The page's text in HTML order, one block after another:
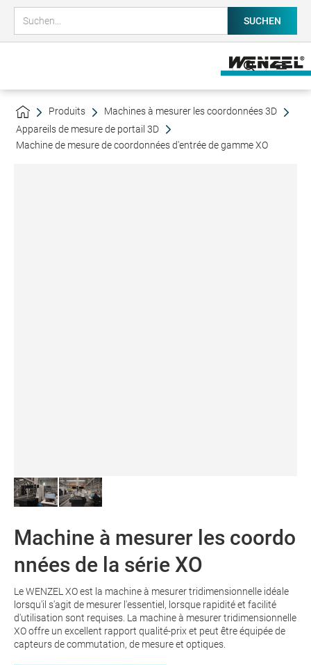
Produits
Machines à mesurer les coordonnées 3D
Appareils de mesure de portail 3D
Machine de mesure de coordonnées d'entrée de gamme XO
Machine à mesurer les coordo
nnées de la série XO
Le WENZEL XO est la machine à mesurer tridimensionnelle idéale
lorsqu'il s'agit de mesurer l'essentiel, lorsque rapidité et facilité
d'utilisation sont requises. La machine à mesurer tridimensionnelle
XO offre un excellent rapport qualité-prix et peut être équipée de
capteurs de commutation, de mesure et optiques.